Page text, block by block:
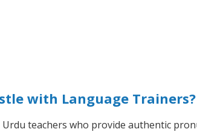
with Language Trainers?
teachers who provide authentic